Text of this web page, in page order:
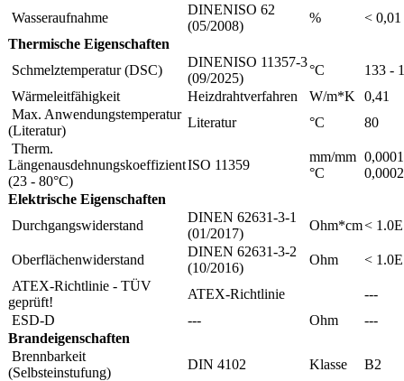
Wasseraufnahme
DINENISO 62
(05/2008)
%
< 0,01
Thermische Eigenschaften
Schmelztemperatur (DSC)
DINENISO 11357-3
(09/2025)
°C
133 -
Wärmeleitfähigkeit
Heizdrahtverfahren W/m*K
0,41
Max. Anwendungstemperatur
(Literatur)
Literatur °C
80
Therm.
Längenausdehnungskoeffizient
(23 - 80°C)
ISO 11359
mm/mm
°C
Elektrische Eigenschaften
Durchgangswiderstand
DINEN 62631-3-1
(01/2017)
Ohm*cm<
Oberflächenwiderstand
DINEN 62631-3-2
(10/2016)
Ohm
<
ATEX-Richtlinie - TÜV
geprüft!
ATEX-Richtlinie
---
ESD-D
--- Ohm
---
Brandeigenschaften
Brennbarkeit
(Selbsteinstufung)
DIN 4102 Klasse
B2